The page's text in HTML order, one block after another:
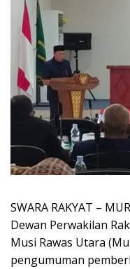
SWARA RAKYAT –
Dewan Perwakilan
Musi Rawas Utara
pengumuman